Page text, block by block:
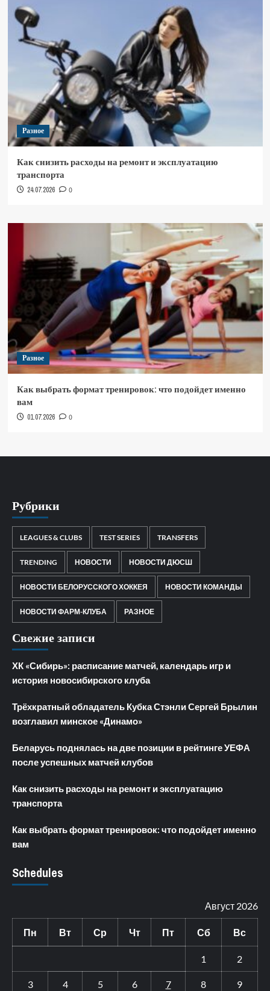
Разное
Как снизить расходы на ремонт и эксплуатацию
транспорта
24.07.2026 0
Разное
Как выбрать формат тренировок: что подойдет именно
вам
01.07.2026 0
Рубрики
LEAGUES & CLUBS TEST SERIES TRANSFERS
TRENDING НОВОСТИ НОВОСТИ ДЮСШ
НОВОСТИ БЕЛОРУССКОГО ХОККЕЯ НОВОСТИ КОМАНДЫ
НОВОСТИ ФАРМ-КЛУБА РАЗНОЕ
Свежие записи
ХК «Сибирь»: расписание матчей, календарь игр и
история новосибирского клуба
Трёхкратный обладатель Кубка Стэнли Сергей Брылин
возглавил минское «Динамо»
Беларусь поднялась на две позиции в рейтинге УЕФА
после успешных матчей клубов
Как снизить расходы на ремонт и эксплуатацию
транспорта
Как выбрать формат тренировок: что подойдет именно
вам
Schedules
Август 2026
Пн Вт Ср Чт Пт Сб Вс
1 2
3 4 5 6 7 8 9